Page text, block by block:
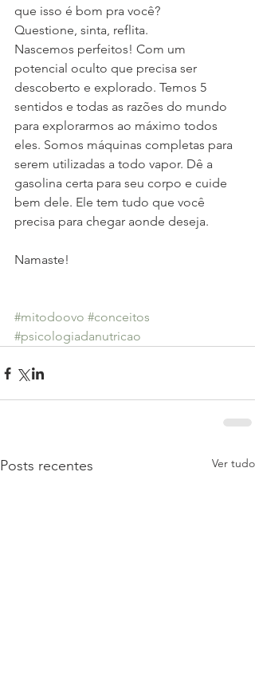
que isso é bom pra você?
Questione, sinta, reflita.
Nascemos perfeitos! Com um
potencial oculto que precisa ser
descoberto e explorado. Temos 5
sentidos e todas as razões do mundo
para explorarmos ao máximo todos
eles. Somos máquinas completas para
serem utilizadas a todo vapor. Dê a
gasolina certa para seu corpo e cuide
bem dele. Ele tem tudo que você
precisa para chegar aonde deseja.
Namaste!
#mitodoovo #conceitos
#psicologiadanutricao
Posts recentes Ver tudo